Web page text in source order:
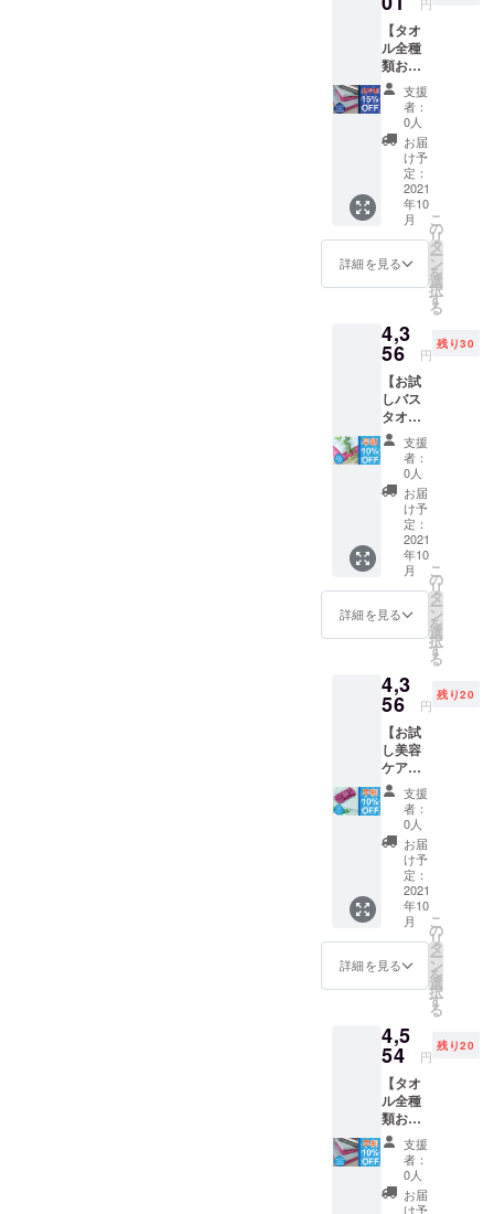
況、製
造工程
上の都
合等に
より出
荷時期
が遅れ
る場合
があり
ます。
送料込
み） ※
フェイ
スタオ
ルの色
は2色か
らお選
びいた
だけま
す。 ※
ご注文
状況、
使用部
材の供
給状
合等に
より出
荷時期
が遅れ
る場合
があり
ます
【タオ
ル全種
類お試
しセッ
ト】 ・
バスタ
オル×
１
フェイ
スタオ
ル×１
ヘアケ
アタオ
ル×1 ・
正規価
格5060
（税・
送料込
み）
→【超
早割
15％OF
F】
4301 円
（税・
送料込
み） ※
各タオ
ルの色
は2色か
らお選
びいた
だけま
使用部
材の供
給状
況、製
造工程
上の都
合等に
より出
荷時期
が遅れ
る場合
があり
ます。
支援
者：
0人
お届
け予
定：
2021
年10
月
詳細を見る
こ
の
リ
タ
ー
ン
を
選
択
す
る
4,3
56 円
残り30
【お試
しバス
タオル2
枚セッ
ト】 ・
バスタ
オル×2
枚 ・正
規価格
4840円
（税・
送料込
み）
→【10
％OFF
】4356
（税・
送料込
み） ※
バスタ
オルの
色は2色
からお
選びい
ただけ
ます。
※ご注文
状況、
使用部
材の供
給状
況、製
造工程
荷時期
が遅れ
る場合
があり
ます。
支援
者：
0人
お届
け予
定：
2021
年10
月
詳細を見る
こ
の
リ
タ
ー
ン
を
選
択
す
る
4,3
56 円
残り20
【お試
し美容
ケア
セッ
ト】 ・
ヘアケ
アタオ
ル×2
ターバ
ン×１
・正規
価格
4840円
（税・
送料込
み）
割
10％OF
F】
4356円
（税・
送料込
み） ※
ヘアケ
アタオ
ルと
ターバ
支援
者：
0人
お届
け予
定：
2021
年10
月
詳細を見る
こ
の
リ
タ
ー
ン
を
選
択
す
る
4,5
54 円
残り20
【タオ
ル全種
類お試
しセッ
ト】 ・
バスタ
オル×
１
支援
者：
0人
お届
け予